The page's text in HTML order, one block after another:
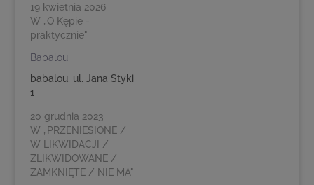
19 kwietnia 2026
W „O Kępie -
praktycznie"
Babalou
babalou, ul. Jana Styki
1
20 grudnia 2023
W „PRZENIESIONE /
W LIKWIDACJI /
ZLIKWIDOWANE /
ZAMKNIĘTE / NIE MA"